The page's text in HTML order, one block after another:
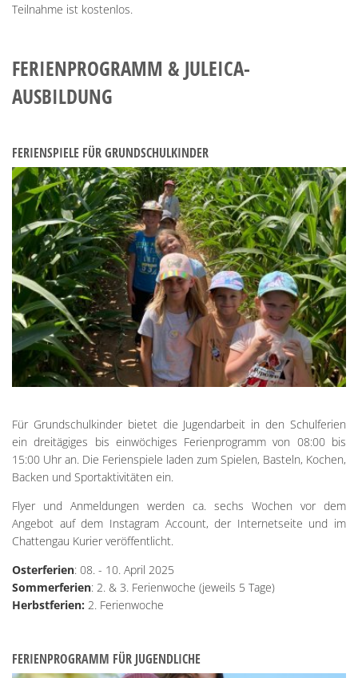
Teilnahme ist kostenlos.
FERIENPROGRAMM & JULEICA-
AUSBILDUNG
FERIENSPIELE FÜR GRUNDSCHULKINDER
Für Grundschulkinder bietet die Jugendarbeit in den Schulferien
ein dreitägiges bis einwöchiges Ferienprogramm von 08:00 bis
15:00 Uhr an. Die Ferienspiele laden zum Spielen, Basteln, Kochen,
Backen und Sportaktivitäten ein.
Flyer und Anmeldungen werden ca. sechs Wochen vor dem
Angebot auf dem Instagram Account, der Internetseite und im
Chattengau Kurier veröffentlicht.
Osterferien: 08. - 10. April 2025
Sommerferien: 2. & 3. Ferienwoche (jeweils 5 Tage)
Herbstferien: 2. Ferienwoche
FERIENPROGRAMM FÜR JUGENDLICHE